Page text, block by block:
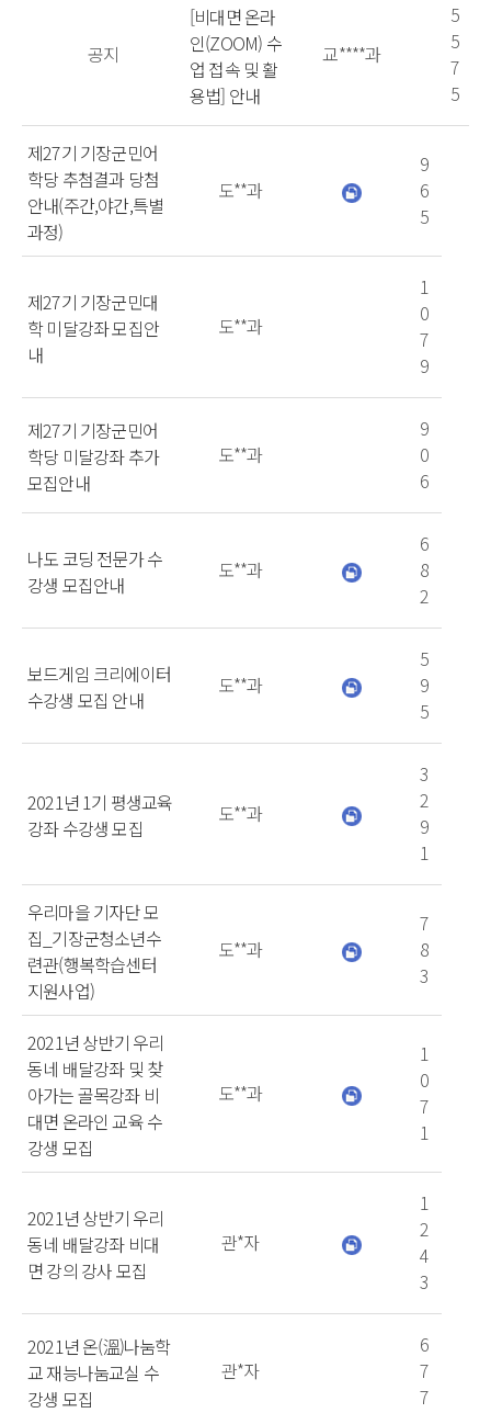
공지
[비대면 온라
인(ZOOM) 수
업 접속 및 활
용법] 안내
교****과
5
5
7
5
제27기 기장군민어
학당 추첨결과 당첨
안내(주간,야간,특별
과정)
도**과
9
6
5
제27기 기장군민대
학 미달강좌 모집안
내
도**과
1
0
7
9
제27기 기장군민어
학당 미달강좌 추가
모집안내
도**과
9
0
6
나도 코딩 전문가 수
강생 모집안내
도**과
6
8
2
보드게임 크리에이터
수강생 모집 안내
도**과
5
9
5
2021년 1기 평생교육
강좌 수강생 모집
도**과
3
2
9
1
우리마을 기자단 모
집_기장군청소년수
련관(행복학습센터
지원사업)
도**과
7
8
3
2021년 상반기 우리
동네 배달강좌 및 찾
아가는 골목강좌 비
대면 온라인 교육 수
강생 모집
도**과
1
0
7
1
2021년 상반기 우리
동네 배달강좌 비대
면 강의 강사 모집
관*자
1
2
4
3
2021년 온(溫)나눔학
교 재능나눔교실 수
강생 모집
관*자
6
7
7